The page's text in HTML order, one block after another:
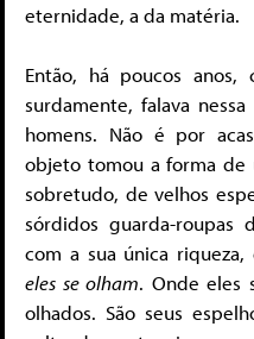
eternidade, a da matéria.
Então, há poucos
surdamente, falava nessa
homens. Não é por
objeto tomou a forma de
sobretudo, de velhos
sórdidos guarda-roupas
com a sua única riqueza,
eles se olham. Onde eles
olhados. São seus